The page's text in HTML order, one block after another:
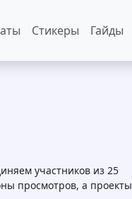
Стикеры Гайды
участников из 25
просмотров, а проекты